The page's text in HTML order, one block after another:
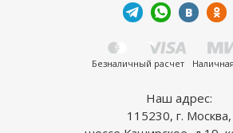
Безналичный расчет
Наш адрес:
115230, г. Москва,